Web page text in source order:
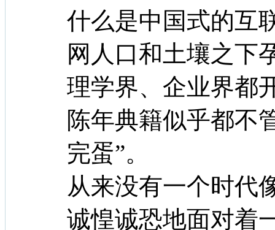
什么是中国式的互
网人口和土壤之下
理学界、企业界都
陈年典籍似乎都不
完蛋”。
从来没有一个时代
诚惶诚恐地面对着